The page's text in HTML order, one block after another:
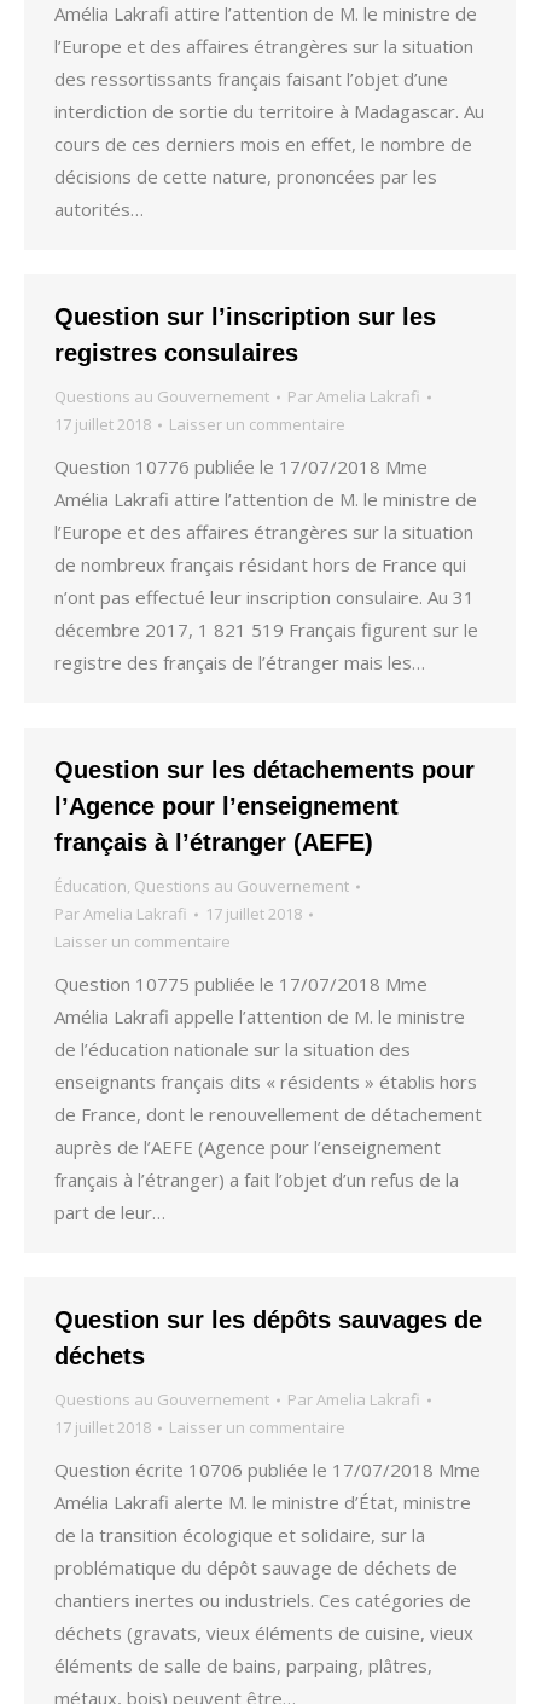
Amélia Lakrafi attire l’attention de M. le ministre de
l’Europe et des affaires étrangères sur la situation
des ressortissants français faisant l’objet d’une
interdiction de sortie du territoire à Madagascar. Au
cours de ces derniers mois en effet, le nombre de
décisions de cette nature, prononcées par les
autorités…
Question sur l’inscription sur les
registres consulaires
Questions au Gouvernement ParAmelia Lakrafi
17 juillet 2018
Laisser un commentaire
Question 10776 publiée le 17/07/2018 Mme
Amélia Lakrafi attire l’attention de M. le ministre de
l’Europe et des affaires étrangères sur la situation
de nombreux français résidant hors de France qui
n’ont pas effectué leur inscription consulaire. Au 31
décembre 2017, 1 821 519 Français figurent sur le
registre des français de l’étranger mais les…
Question sur les détachements pour
l’Agence pour l’enseignement
français à l’étranger (AEFE)
Éducation, Questions au Gouvernement
ParAmelia Lakrafi
17 juillet 2018
Laisser un commentaire
Question 10775 publiée le 17/07/2018 Mme
Amélia Lakrafi appelle l’attention de M. le ministre
de l’éducation nationale sur la situation des
enseignants français dits « résidents » établis hors
de France, dont le renouvellement de détachement
auprès de l’AEFE (Agence pour l’enseignement
français à l’étranger) a fait l’objet d’un refus de la
part de leur…
Question sur les dépôts sauvages de
déchets
Questions au Gouvernement ParAmelia Lakrafi
17 juillet 2018
Laisser un commentaire
Question écrite 10706 publiée le 17/07/2018 Mme
Amélia Lakrafi alerte M. le ministre d’État, ministre
de la transition écologique et solidaire, sur la
problématique du dépôt sauvage de déchets de
chantiers inertes ou industriels. Ces catégories de
déchets (gravats, vieux éléments de cuisine, vieux
éléments de salle de bains, parpaing, plâtres,
métaux, bois) peuvent être…